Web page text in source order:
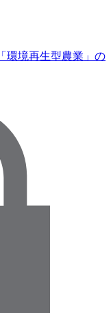
環境再生型農業」の